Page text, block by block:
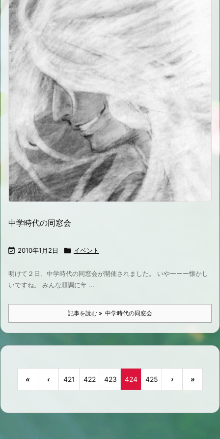
中学時代の同窓会
 2010年1月2日  イベント
明けて２日、中学時代の同窓会が開催されました。 いやーーー懐かし
いですね。 みんな順調に年 ...
記事を読む 中学時代の同窓会
« ‹ 421 422 423 424 425 › »